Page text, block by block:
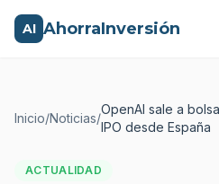
AI AhorraInversión
Inicio/Noticias/
OpenAI sale a
IPO desde España
ACTUALIDAD